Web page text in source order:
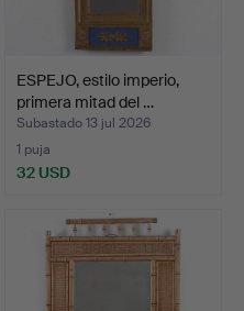
ESPEJO, estilo imperio,
primera mitad del …
Subastado 13 jul 2026
1 puja
32 USD